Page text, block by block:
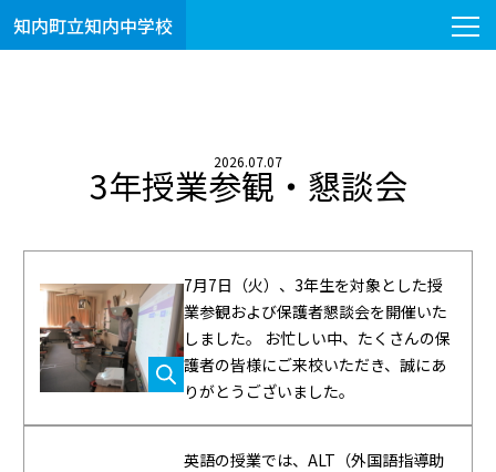
知内町立知内中学校
2026.07.07
3年授業参観・懇談会
7月7日（火）、3年生を対象とした授
業参観および保護者懇談会を開催いた
しました。 お忙しい中、たくさんの保
護者の皆様にご来校いただき、誠にあ
りがとうございました。
英語の授業では、ALT（外国語指導助